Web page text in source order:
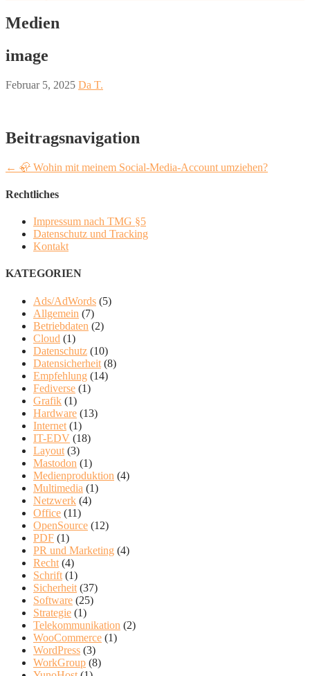
Medien
image
Februar 5, 2025 Da T.
Beitragsnavigation
← 🦣 Wohin mit meinem Social-Media-Account umziehen?
Rechtliches
Impressum nach TMG §5
Datenschutz und Tracking
Kontakt
KATEGORIEN
Ads/AdWords (5)
Allgemein (7)
Betriebdaten (2)
Cloud (1)
Datenschutz (10)
Datensicherheit (8)
Empfehlung (14)
Fediverse (1)
Grafik (1)
Hardware (13)
Internet (1)
IT-EDV (18)
Layout (3)
Mastodon (1)
Medienproduktion (4)
Multimedia (1)
Netzwerk (4)
Office (11)
OpenSource (12)
PDF (1)
PR und Marketing (4)
Recht (4)
Schrift (1)
Sicherheit (37)
Software (25)
Strategie (1)
Telekommunikation (2)
WooCommerce (1)
WordPress (3)
WorkGroup (8)